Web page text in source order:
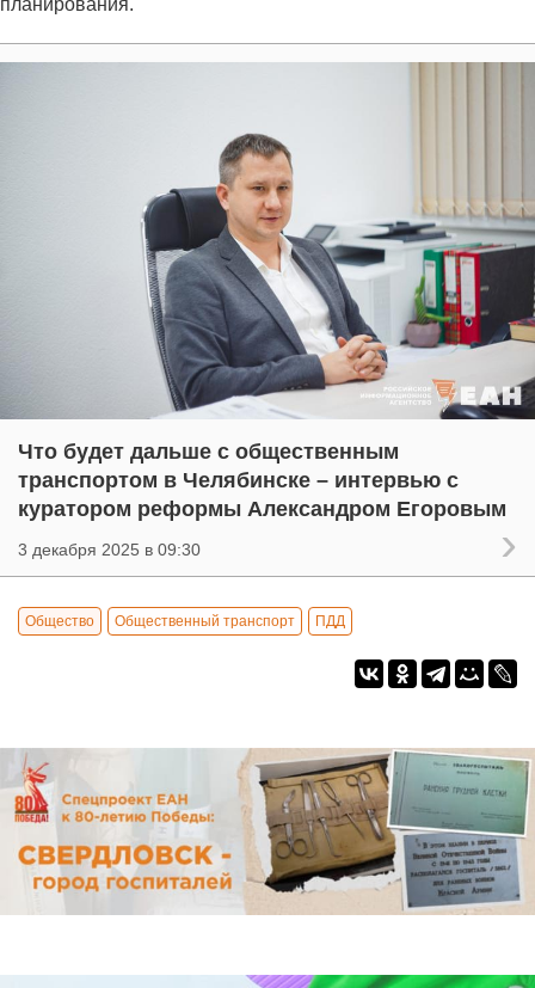
планирования.
Что будет дальше с общественным
транспортом в Челябинске – интервью с
куратором реформы Александром Егоровым
3 декабря 2025 в 09:30
Общество Общественный транспорт ПДД